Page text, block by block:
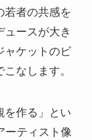
若者の共感を
ースが大き
ャケットのビ
なします。
を作る」とい
ーティスト像